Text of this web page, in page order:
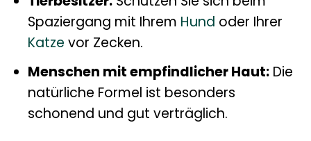
Spaziergang mit Ihrem Hund oder Ihrer
Katze vor Zecken.
Menschen mit empfindlicher Haut:Die
natürliche Formel ist besonders
schonend und gut verträglich.